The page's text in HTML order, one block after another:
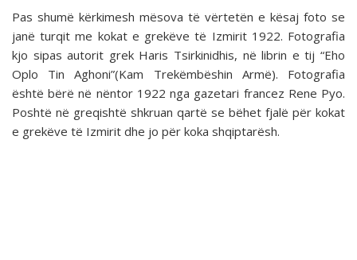
Pas shumë kërkimesh mësova të vërtetën e kësaj foto se
janë turqit me kokat e grekëve të Izmirit 1922. Fotografia
kjo sipas autorit grek Haris Tsirkinidhis, në librin e tij “Eho
Oplo Tin Aghoni”(Kam Trekëmbëshin Armë). Fotografia
është bërë në nëntor 1922 nga gazetari francez Rene Pyo.
Poshtë në greqishtë shkruan qartë se bëhet fjalë për kokat
e grekëve të Izmirit dhe jo për koka shqiptarësh.